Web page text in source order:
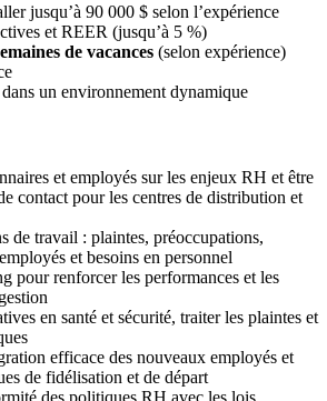
jusqu’à 90 000 $ selon l’expérience
et REER (jusqu’à 5 %)
de vacances (selon expérience)
un environnement dynamique
et employés sur les enjeux RH et être
contact pour les centres de distribution et
de travail : plaintes, préoccupations,
et besoins en personnel
pour renforcer les performances et les
en santé et sécurité, traiter les plaintes et
efficace des nouveaux employés et
de fidélisation et de départ
des politiques RH avec les lois